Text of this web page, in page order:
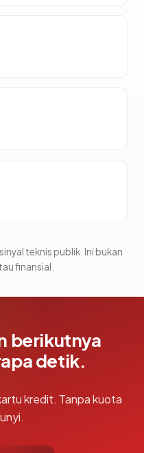
teknis publik. Ini bukan
finansial.
berikutnya
detik.
kredit. Tanpa kuota